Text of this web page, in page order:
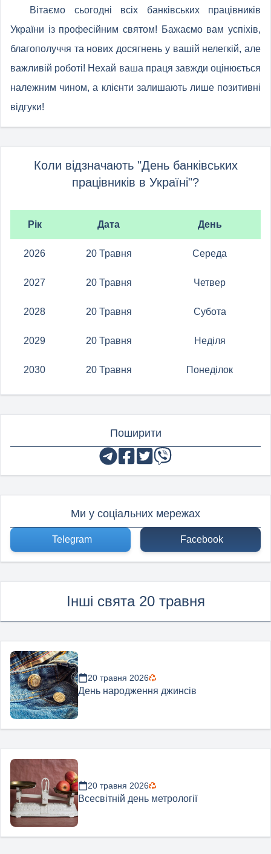
Вітаємо сьогодні всіх банківських працівників
України із професійним святом! Бажаємо вам успіхів,
благополуччя та нових досягнень у вашій нелегкій, але
важливій роботі! Нехай ваша праця завжди оцінюється
належним чином, а клієнти залишають лише позитивні
відгуки!
Коли відзначають "День банківських
працівників в Україні"?
Рік Дата День
2026 20 Травня Середа
2027 20 Травня Четвер
2028 20 Травня Субота
2029 20 Травня Неділя
2030 20 Травня Понеділок
Поширити
Ми у соціальних мережах
Telegram Facebook
Інші свята 20 травня
20 травня 2026
День народження джинсів
20 травня 2026
Всесвітній день метрології